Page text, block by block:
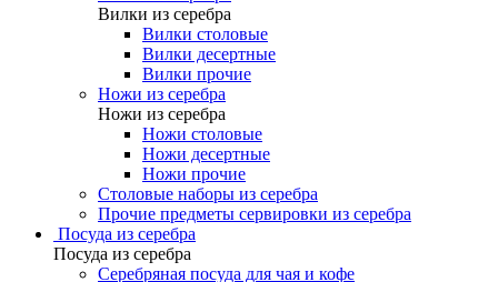
Вилки из серебра
Вилки столовые
Вилки десертные
Вилки прочие
Ножи из серебра
Ножи из серебра
Ножи столовые
Ножи десертные
Ножи прочие
Столовые наборы из серебра
Прочие предметы сервировки из серебра
Посуда из серебра
Посуда из серебра
Серебряная посуда для чая и кофе